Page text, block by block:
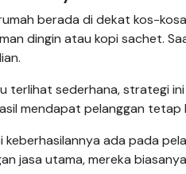
berada di dekat kos-
dingin atau kopi sachet.
terlihat sederhana, strategi
mendapat pelanggan tetap
keberhasilannya ada pada
jasa utama, mereka